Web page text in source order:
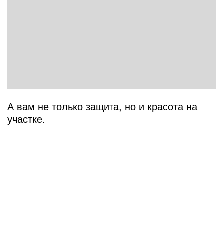
А вам не только защита, но и красота на
участке.